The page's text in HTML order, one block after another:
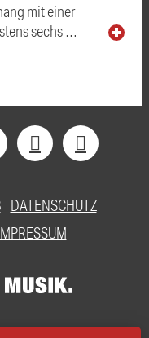
mit einer
sechs …
DATENSCHUTZ